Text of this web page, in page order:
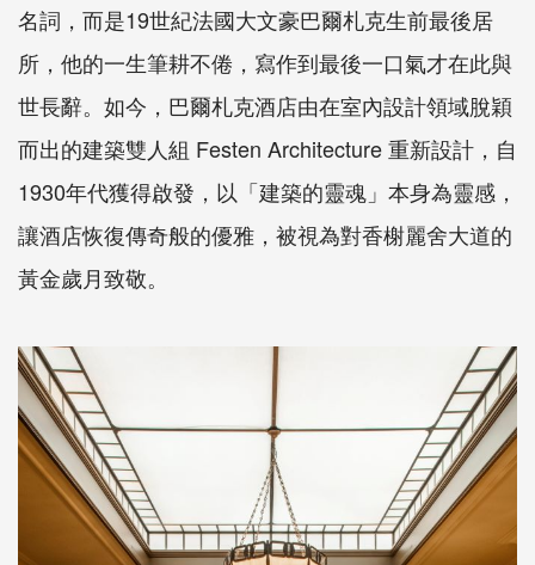
名詞，而是19世紀法國大文豪巴爾札克生前最後居
所，他的一生筆耕不倦，寫作到最後一口氣才在此與
世長辭。如今，巴爾札克酒店由在室內設計領域脫穎
而出的建築雙人組 Festen Architecture 重新設計，自
1930年代獲得啟發，以「建築的靈魂」本身為靈感，
讓酒店恢復傳奇般的優雅，被視為對香榭麗舍大道的
黃金歲月致敬。